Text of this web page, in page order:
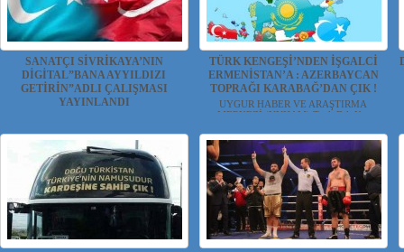
SANATÇI SİVRİKAYA’NIN
DİGİTAL”BANA AYYILDIZI
GETİRİN”ADLI ÇALIŞMASI
YAYINLANDI
TÜRK KENGEŞİ’NDEN İŞGALCİ
ERMENİSTAN’A : AZERBAYCAN
TOPRAĞI KARABAĞ’DAN ÇIK !
UYGUR HABER VE ARAŞTIRMA
MERKEZİ (UYHAM) Türk Dili K...